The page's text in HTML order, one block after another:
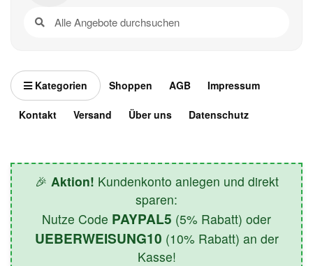
Kategorien Shoppen AGB Impressum
Kontakt Versand Über uns Datenschutz
🎉 Aktion! Kundenkonto anlegen und direkt
sparen:
Nutze Code PAYPAL5 (5% Rabatt) oder
UEBERWEISUNG10 (10% Rabatt) an der
Kasse!